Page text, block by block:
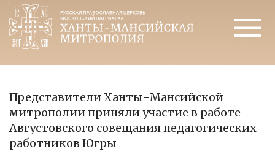
Представители Ханты-Мансийской
митрополии приняли участие в работе
Августовского совещания педагогических
работников Югры